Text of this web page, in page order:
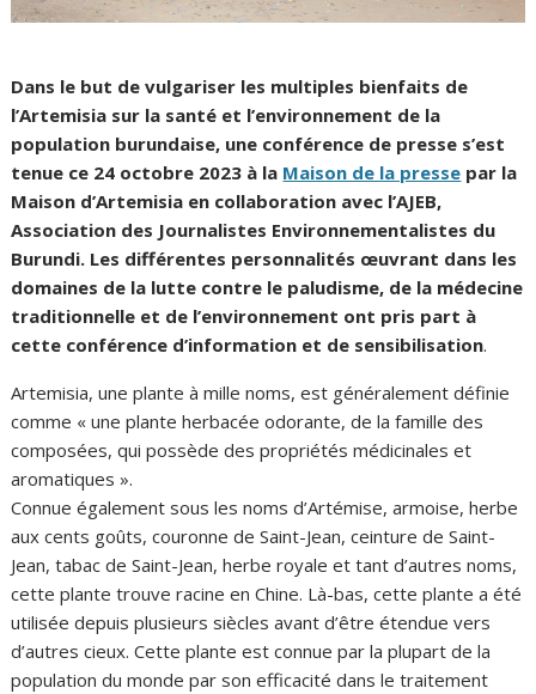
Dans le but de vulgariser les multiples bienfaits de
l’Artemisia sur la santé et l’environnement de la
population burundaise, une conférence de presse s’est
tenue ce 24 octobre 2023 à la Maison de la presse par la
Maison d’Artemisia en collaboration avec l’AJEB,
Association des Journalistes Environnementalistes du
Burundi. Les différentes personnalités œuvrant dans les
domaines de la lutte contre le paludisme, de la médecine
traditionnelle et de l’environnement ont pris part à
cette conférence d’information et de sensibilisation.
Artemisia, une plante à mille noms, est généralement définie
comme « une plante herbacée odorante, de la famille des
composées, qui possède des propriétés médicinales et
aromatiques ».
Connue également sous les noms d’Artémise, armoise, herbe
aux cents goûts, couronne de Saint-Jean, ceinture de Saint-
Jean, tabac de Saint-Jean, herbe royale et tant d’autres noms,
cette plante trouve racine en Chine. Là-bas, cette plante a été
utilisée depuis plusieurs siècles avant d’être étendue vers
d’autres cieux. Cette plante est connue par la plupart de la
population du monde par son efficacité dans le traitement